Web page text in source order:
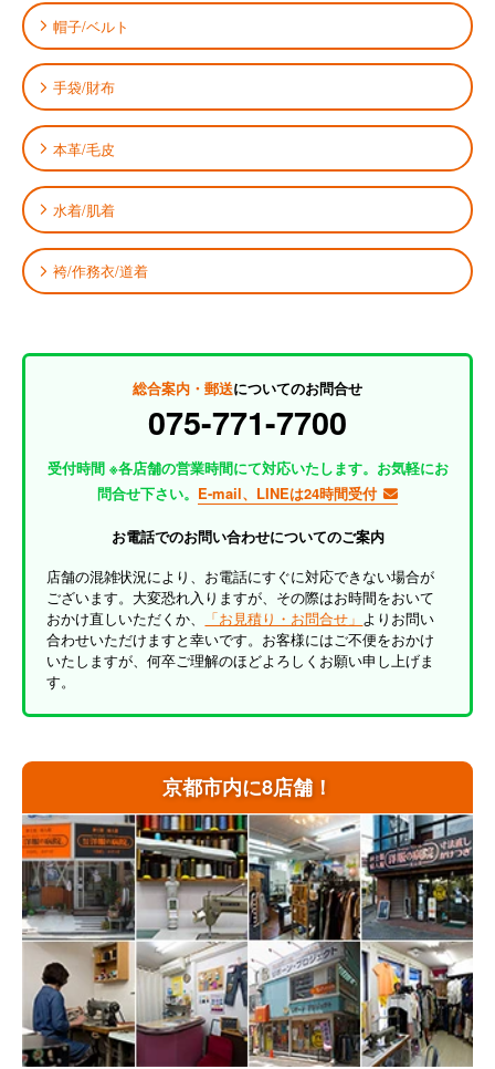
京都市内に8店舗！
帽子/ベルト
手袋/財布
本革/毛皮
水着/肌着
袴/作務衣/道着
総合案内・郵送についてのお問合せ
075-771-7700
受付時間 ※各店舗の営業時間にて対応いたします。お気軽にお
問合せ下さい。 E-mail、LINEは24時間受付
お電話でのお問い合わせについてのご案内
店舗の混雑状況により、お電話にすぐに対応できない場合が
ございます。大変恐れ入りますが、その際はお時間をおいて
おかけ直しいただくか、
「お見積り・お問合せ」 よりお問い
合わせいただけますと幸いです。お客様にはご不便をおかけ
いたしますが、何卒ご理解のほどよろしくお願い申し上げま
す。